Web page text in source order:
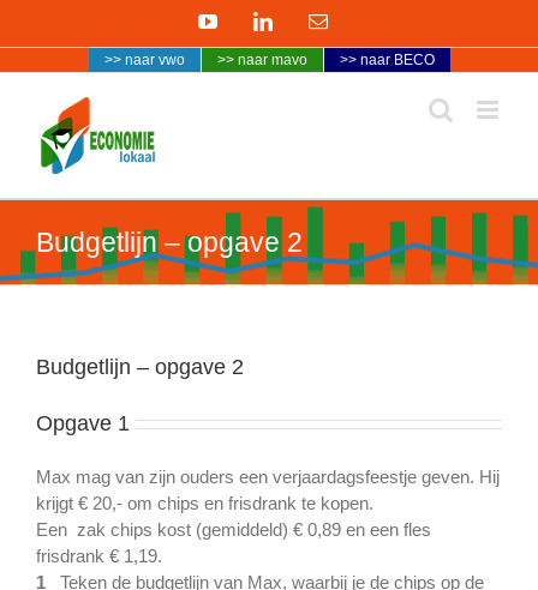
YouTubeLinkedInE-
>> naar vwo >> naar mavo >> naar BECO
Budgetlijn – opgave 2
Budgetlijn – opgave 2
Opgave 1
Max mag van zijn ouders een verjaardagsfeestje geven. Hij
krijgt € 20,- om chips en frisdrank te kopen.
Een zak chips kost (gemiddeld) € 0,89 en een fles
frisdrank € 1,19.
1
Teken de budgetlijn van Max, waarbij je de chips op de